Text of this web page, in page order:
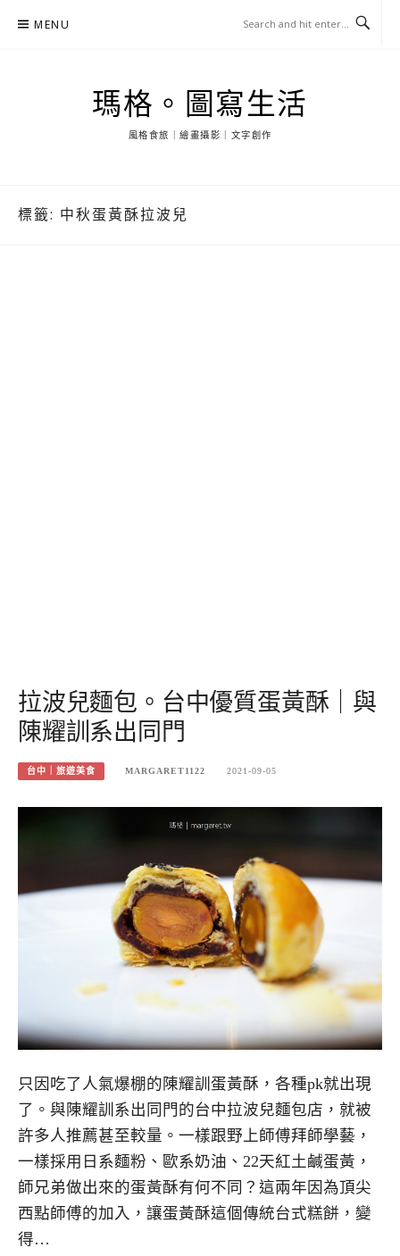
MENU
瑪格。圖寫生活
風格食旅｜繪畫攝影｜文字創作
標籤: 中秋蛋黃酥拉波兒
拉波兒麵包。台中優質蛋黃酥｜與
陳耀訓系出同門
台中｜旅遊美食 MARGARET1122 2021-09-05
只因吃了人氣爆棚的陳耀訓蛋黃酥，各種pk就出現
了。與陳耀訓系出同門的台中拉波兒麵包店，就被
許多人推薦甚至較量。一樣跟野上師傅拜師學藝，
一樣採用日系麵粉、歐系奶油、22天紅土鹹蛋黃，
師兄弟做出來的蛋黃酥有何不同？這兩年因為頂尖
西點師傅的加入，讓蛋黃酥這個傳統台式糕餅，變
得…